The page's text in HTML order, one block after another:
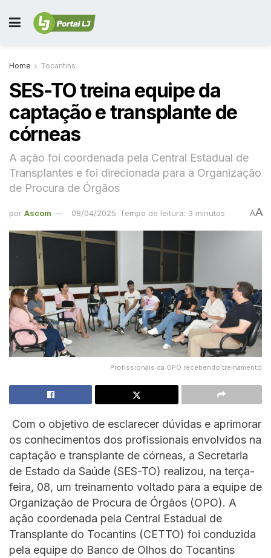
Home Tocantins
SES-TO treina equipe da
captação e transplante de
córneas
A ação foi coordenada pela Central Estadual de
Transplantes e foi direcionada para a Organização
de Procura de Órgãos
por Ascom 08/04/2025 Tempo de leitura: 3 minutos AA
Profissionais da OPO recebendo treinamento
Com o objetivo de esclarecer dúvidas e aprimorar
os conhecimentos dos profissionais envolvidos na
captação e transplante de córneas, a Secretaria
de Estado da Saúde (SES-TO) realizou, na terça-
feira, 08, um treinamento voltado para a equipe de
Organização de Procura de Órgãos (OPO). A
ação coordenada pela Central Estadual de
Transplante do Tocantins (CETTO) foi conduzida
pela equipe do Banco de Olhos do Tocantins